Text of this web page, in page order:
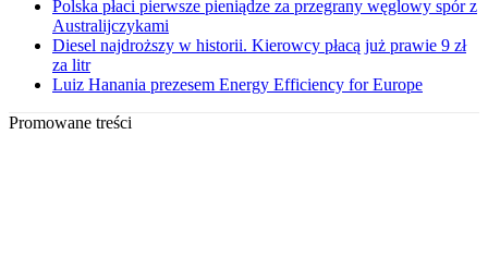
Polska płaci pierwsze pieniądze za przegrany węglowy spór z
Australijczykami
Diesel najdroższy w historii. Kierowcy płacą już prawie 9 zł
za litr
Luiz Hanania prezesem Energy Efficiency for Europe
Promowane treści